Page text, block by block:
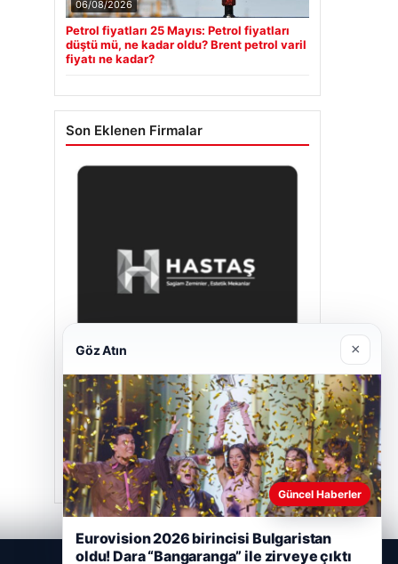
06/08/2026
Petrol fiyatları 25 Mayıs: Petrol fiyatları
düştü mü, ne kadar oldu? Brent petrol varil
fiyatı ne kadar?
Son Eklenen Firmalar
Hastaş Beton
26/05/2026
Göz Atın ×
Güncel Haberler
Eurovision 2026 birincisi Bulgaristan
oldu! Dara “Bangaranga” ile zirveye çıktı